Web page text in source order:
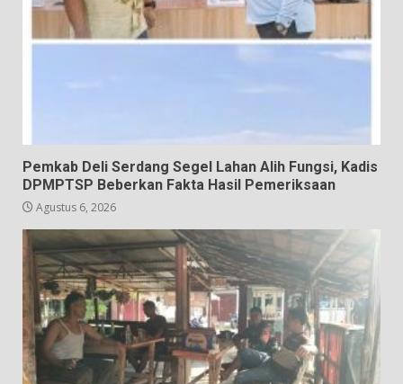
Pemkab Deli Serdang Segel Lahan Alih Fungsi, Kadis
DPMPTSP Beberkan Fakta Hasil Pemeriksaan
Agustus 6, 2026